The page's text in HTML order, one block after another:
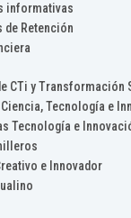
informativas
de Retención
CTi y Transformación
Tecnología e
Tecnología e
e Innovador